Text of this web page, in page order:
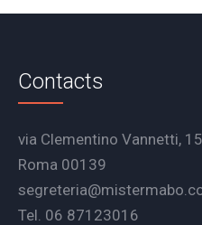
Contacts
via Clementino Vannetti, 15
Roma 00139
Tel. 06 87123016